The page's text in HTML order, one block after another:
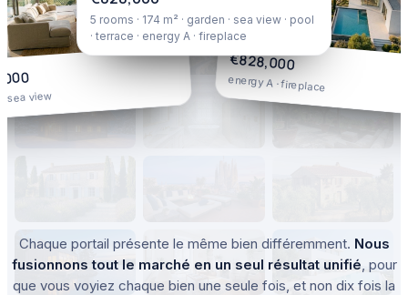
sea view
€828,000
energy A · fireplace
5 rooms · 174 m² · garden · sea view · pool
· terrace · energy A · fireplace
Chaque portail présente le même bien différemment. Nous
fusionnons tout le marché en un seul résultat unifié, pour
que vous voyiez chaque bien une seule fois, et non dix fois la